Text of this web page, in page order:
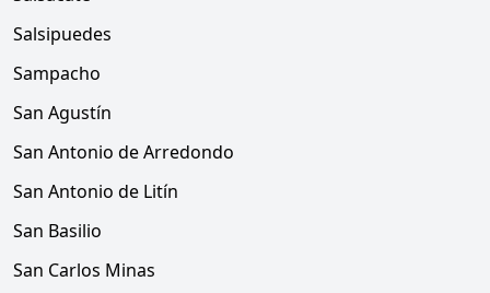
Salsipuedes
Sampacho
San Agustín
San Antonio de Arredondo
San Antonio de Litín
San Basilio
San Carlos Minas